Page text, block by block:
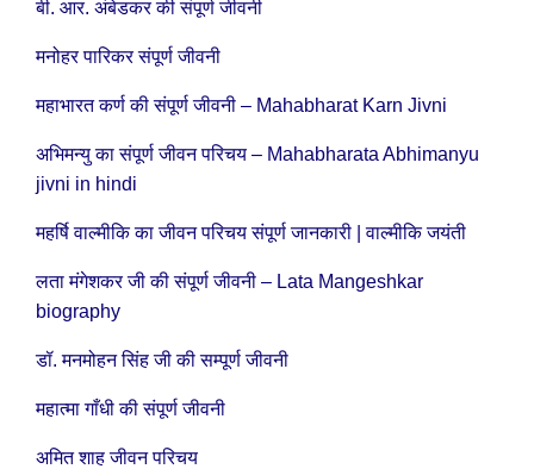
बी. आर. अंबेडकर की संपूर्ण जीवनी
मनोहर पारिकर संपूर्ण जीवनी
महाभारत कर्ण की संपूर्ण जीवनी – Mahabharat Karn Jivni
अभिमन्यु का संपूर्ण जीवन परिचय – Mahabharata Abhimanyu
jivni in hindi
महर्षि वाल्मीकि का जीवन परिचय संपूर्ण जानकारी | वाल्मीकि जयंती
लता मंगेशकर जी की संपूर्ण जीवनी – Lata Mangeshkar
biography
डॉ. मनमोहन सिंह जी की सम्पूर्ण जीवनी
महात्मा गाँधी की संपूर्ण जीवनी
अमित शाह जीवन परिचय